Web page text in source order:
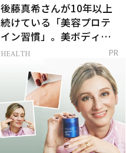
後藤真希さんが10年以上
続けている「美容プロテ
イン習慣」。美ボディを
支える朝ルーティンと
HEALTH PR